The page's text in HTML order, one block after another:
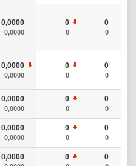
0,0000
0,0000
0
0
0
0
0,0000
0,0000
0
0
0
0
0,0000
0,0000
0
0
0
0
0,0000
0,0000
0
0
0
0
0,0000 0 0